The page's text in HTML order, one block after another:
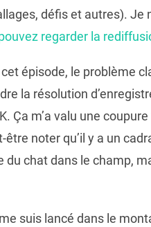
défis et autres). Je
regarder la
cet épisode, le problème
la résolution
Ça m’a valu une
être noter qu’il y a un
chat dans le champ,
suis lancé dans le